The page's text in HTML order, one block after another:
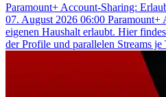
Paramount+ Account-Sharing:
07. August 2026 06:00 Paramount+
eigenen Haushalt erlaubt. Hier
der Profile und parallelen Streams je